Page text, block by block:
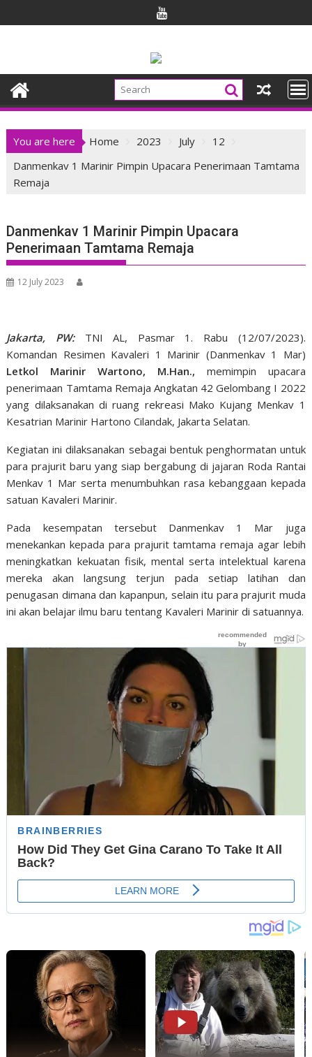
to
You are here Home 2023 July
12
Danmenkav 1 Marinir Pimpin Upacara Penerimaan Tamtama
Remaja
Danmenkav 1 Marinir Pimpin Upacara
Penerimaan Tamtama Remaja
12 July 2023
Jakarta, PW:
TNI AL, Pasmar 1. Rabu (12/07/2023).
Komandan Resimen Kavaleri 1 Marinir (Danmenkav 1 Mar)
Letkol Marinir Wartono, M.Han., memimpin upacara
penerimaan Tamtama Remaja Angkatan 42 Gelombang I 2022
yang dilaksanakan di ruang rekreasi Mako Kujang Menkav 1
Kesatrian Marinir Hartono Cilandak, Jakarta Selatan.
Kegiatan ini dilaksanakan sebagai bentuk penghormatan untuk
para prajurit baru yang siap bergabung di jajaran Roda Rantai
Menkav 1 Mar serta menumbuhkan rasa kebanggaan kepada
satuan Kavaleri Marinir.
Pada kesempatan tersebut Danmenkav 1 Mar juga
menekankan kepada para prajurit tamtama remaja agar lebih
meningkatkan kekuatan fisik, mental serta intelektual karena
mereka akan langsung terjun pada setiap latihan dan
penugasan dimana dan kapanpun, selain itu para prajurit muda
ini akan belajar ilmu baru tentang Kavaleri Marinir di satuannya.